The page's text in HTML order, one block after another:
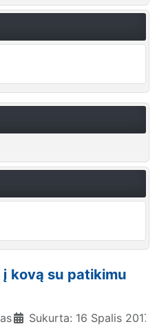
kovą su patikimu
Sukurta: 16 Spalis 2017